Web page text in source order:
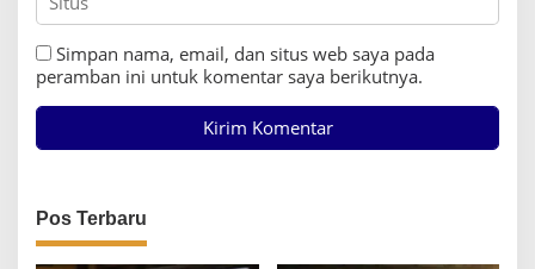
Simpan nama, email, dan situs web saya pada
peramban ini untuk komentar saya berikutnya.
Pos Terbaru